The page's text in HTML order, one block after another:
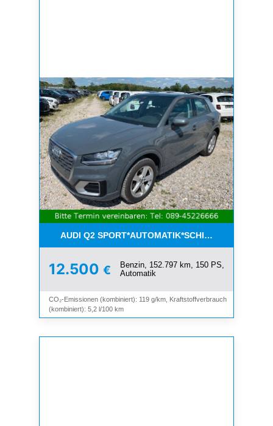
AUDI Q2 SPORT*AUTOMATIK*SCHIEBEDACH*8-
12.500 €
Benzin, 152.797 km, 150 PS,
Automatik
CO₂-Emissionen (kombiniert): 119 g/km, Kraftstoffverbrauch
(kombiniert): 5,2 l/100 km